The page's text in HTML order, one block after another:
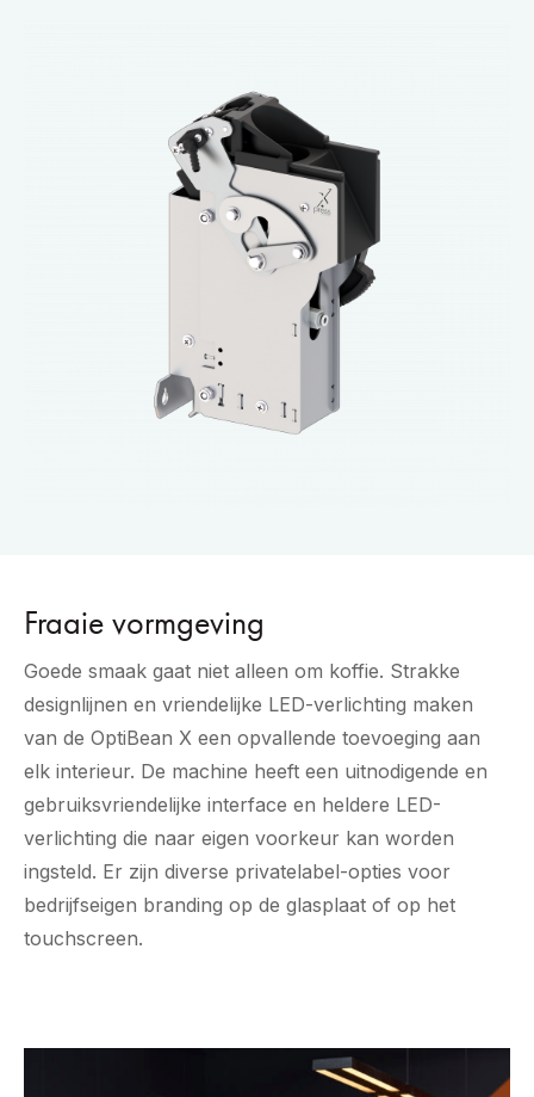
Fraaie vormgeving
Goede smaak gaat niet alleen om koffie. Strakke
designlijnen en vriendelijke LED-verlichting maken
van de OptiBean X een opvallende toevoeging aan
elk interieur. De machine heeft een uitnodigende en
gebruiksvriendelijke interface en heldere LED-
verlichting die naar eigen voorkeur kan worden
ingsteld. Er zijn diverse privatelabel-opties voor
bedrijfseigen branding op de glasplaat of op het
touchscreen.